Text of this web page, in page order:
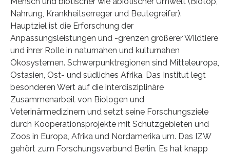
Nahrung, Krankheitserreger und Beutegreifer).
Hauptziel ist die Erforschung der
Anpassungsleistungen und -grenzen größerer Wildtiere
und ihrer Rolle in naturnahen und kulturnahen
Ökosystemen. Schwerpunktregionen sind Mitteleuropa,
Ostasien, Ost- und südliches Afrika. Das Institut legt
besonderen Wert auf die interdisziplinäre
Zusammenarbeit von Biologen und
Veterinärmedizinern und setzt seine Forschungsziele
durch Kooperationsprojekte mit Schutzgebieten und
Zoos in Europa, Afrika und Nordamerika um. Das IZW
gehört zum Forschungsverbund Berlin. Es hat knapp